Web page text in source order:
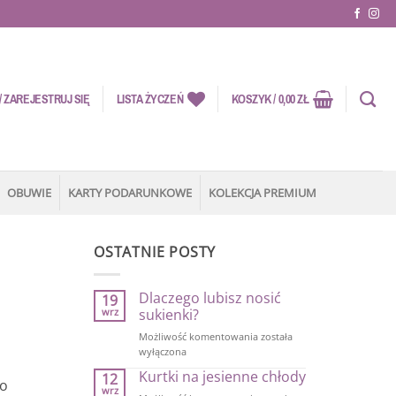
SIĘ LISTA ŻYCZEŃ KOSZYK /0,00ZŁ
OBUWIE KARTY PODARUNKOWE KOLEKCJA PREMIUM
OSTATNIE POSTY
19
wrz
Dlaczego lubisz nosić
sukienki?
Możliwość komentowania Dlaczego
sukienki?
została
wyłączona
12
wrz
Kurtki na jesienne chłody